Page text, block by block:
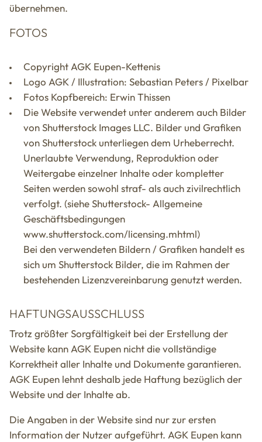
übernehmen.
FOTOS
Copyright AGK Eupen-Kettenis
Logo AGK / Illustration: Sebastian Peters / Pixelbar
Fotos Kopfbereich: Erwin Thissen
Die Website verwendet unter anderem auch Bilder
von Shutterstock Images LLC. Bilder und Grafiken
von Shutterstock unterliegen dem Urheberrecht.
Unerlaubte Verwendung, Reproduktion oder
Weitergabe einzelner Inhalte oder kompletter
Seiten werden sowohl straf- als auch zivilrechtlich
verfolgt. (siehe Shutterstock- Allgemeine
Geschäftsbedingungen
www.shutterstock.com/licensing.mhtml)
Bei den verwendeten Bildern / Grafiken handelt es
sich um Shutterstock Bilder, die im Rahmen der
bestehenden Lizenzvereinbarung genutzt werden.
HAFTUNGSAUSSCHLUSS
Trotz größter Sorgfältigkeit bei der Erstellung der
Website kann AGK Eupen nicht die vollständige
Korrektheit aller Inhalte und Dokumente garantieren.
AGK Eupen lehnt deshalb jede Haftung bezüglich der
Website und der Inhalte ab.
Die Angaben in der Website sind nur zur ersten
Information der Nutzer aufgeführt. AGK Eupen kann